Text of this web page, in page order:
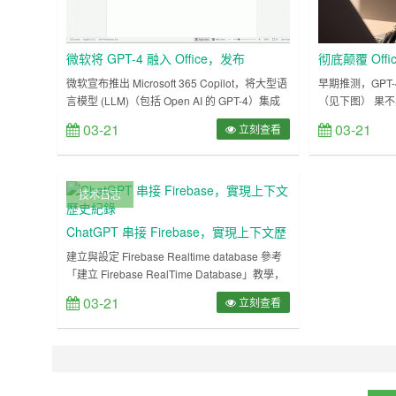
微软将 GPT-4 融入 Office，发布
Microsoft 365 Copilot
微软宣布推出 Microsoft 365 Copilot，将大型语
言模型 (LLM)（包括 Open AI 的 GPT-4）集成
到 Microsoft 365 应用程序中。 微软董事长兼首
席执行官 Satya Nadella 表示：“今天标志着我
们与计算交互方式的演变迈出了重要的一步，这
的生产力增长。” 根据介绍，……
03-21 立刻查看
彻底颠覆
早期推测，
（见下图） 果
人工智能驱动
Copilot），旨
03-21
技术日志
ChatGPT 串接 Firebase，實現上下文歷
史紀錄
建立與設定 Firebase Realtime database 參考
「建立 Firebase RealTime Database」教學，
建立一個 Firebase Realtime database。 參考
「設定 Firebase RealTime Database 安全規
則」教學，將讀取和寫入的規則都設為 true。
03-21 立刻查看